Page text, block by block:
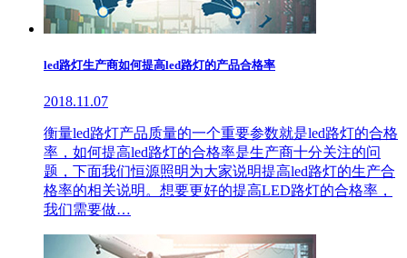
led路灯生产商如何提高led路灯的产品合格率
2018.11.07
衡量led路灯产品质量的一个重要参数就是led路灯的合格
率，如何提高led路灯的合格率是生产商十分关注的问
题，下面我们恒源照明为大家说明提高led路灯的生产合
格率的相关说明。想要更好的提高LED路灯的合格率，
我们需要做…